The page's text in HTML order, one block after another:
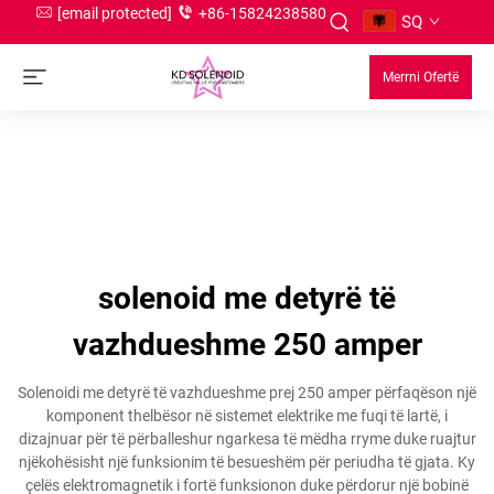
[email protected] +86-15824238580 SQ
Merrni Ofertë
solenoid me detyrë të
vazhdueshme 250 amper
Solenoidi me detyrë të vazhdueshme prej 250 amper përfaqëson një
komponent thelbësor në sistemet elektrike me fuqi të lartë, i
dizajnuar për të përballeshur ngarkesa të mëdha rryme duke ruajtur
njëkohësisht një funksionim të besueshëm për periudha të gjata. Ky
çelës elektromagnetik i fortë funksionon duke përdorur një bobinë